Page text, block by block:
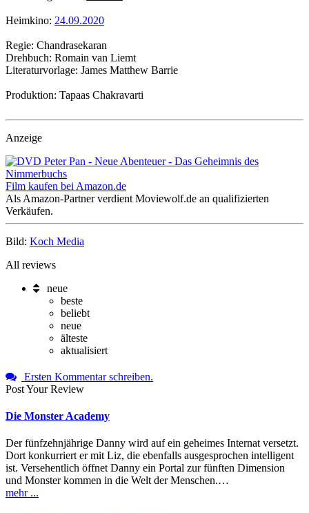
Heimkino: 24.09.2020
Regie: Chandrasekaran
Drehbuch: Romain van Liemt
Literaturvorlage: James Matthew Barrie
Produktion: Tapaas Chakravarti
Anzeige
Film kaufen bei Amazon.de
Als Amazon-Partner verdient Moviewolf.de an qualifizierten
Verkäufen.
Bild: Koch Media
All reviews
neue
beste
beliebt
neue
älteste
aktualisiert
Ersten Kommentar schreiben.
Post Your Review
Die Monster Academy
Der fünfzehnjährige Danny wird auf ein geheimes Internat versetzt.
Dort konkurriert er mit Liz, die ebenfalls ausgesprochen intelligent
ist. Versehentlich öffnet Danny ein Portal zur fünften Dimension
und Monster kommen in die Welt der Menschen.…
mehr ...